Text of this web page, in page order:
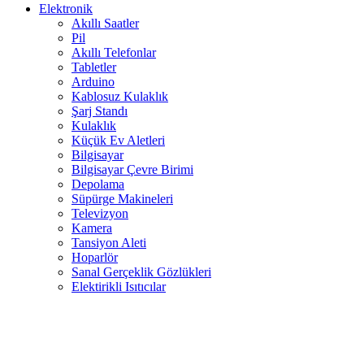
Elektronik
Akıllı Saatler
Pil
Akıllı Telefonlar
Tabletler
Arduino
Kablosuz Kulaklık
Şarj Standı
Kulaklık
Küçük Ev Aletleri
Bilgisayar
Bilgisayar Çevre Birimi
Depolama
Süpürge Makineleri
Televizyon
Kamera
Tansiyon Aleti
Hoparlör
Sanal Gerçeklik Gözlükleri
Elektirikli Isıtıcılar